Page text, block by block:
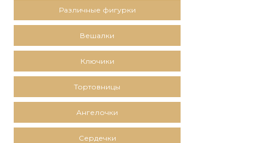
Различные фигурки
Вешалки
Ключики
Тортовницы
Ангелочки
Сердечки